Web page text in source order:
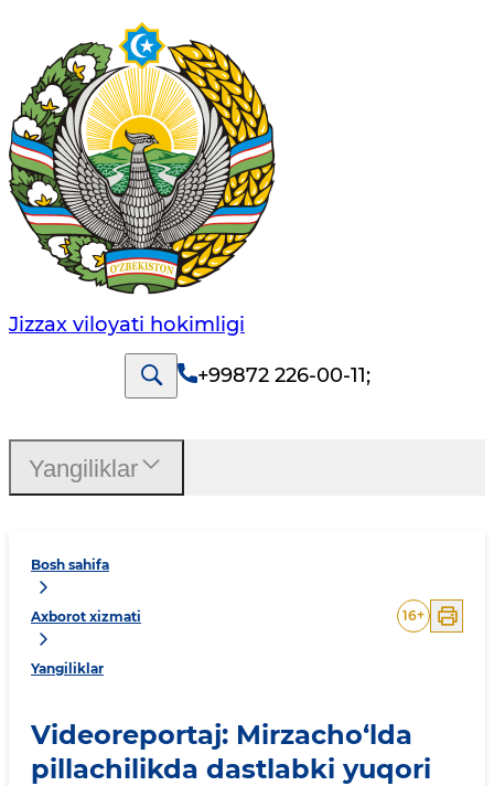
Jizzах vilоyati hоkimligi
+99872 226-00-11;
Bosh sahifa
Axborot xizmati
Yangiliklar
16+
Videoreportaj: Mirzacho‘lda
pillachilikda dastlabki yuqori
Yangiliklar